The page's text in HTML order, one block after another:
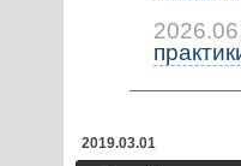
2019.03.01